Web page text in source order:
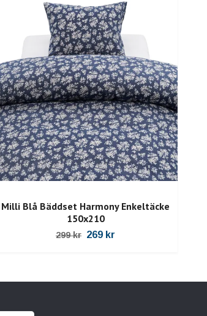
Milli Blå Bäddset Harmony Enkeltäcke
150x210
299 kr 269 kr